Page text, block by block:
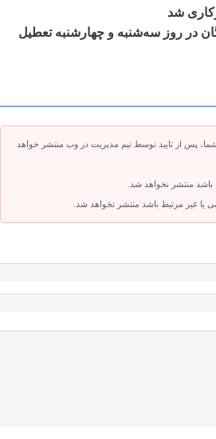
شد
در روز سه‌شنبه و چهارشنبه تعطیل
پس از تایید توسط تیم مدیریت در وب منتشر خواهد
باشد منتشر نخواهد شد.
یا غیر مرتبط باشد منتشر نخواهد شد.